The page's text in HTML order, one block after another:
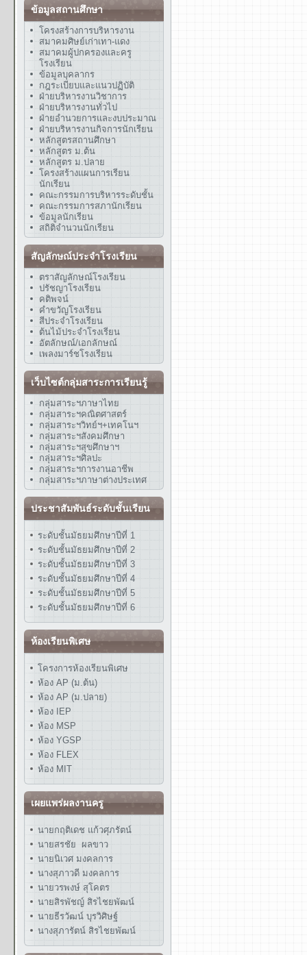
ข้อมูลสถานศึกษา
โครงสร้างการบริหารงาน
สมาคมศิษย์เก่าเทา-แดง
สมาคมผู้ปกครองและครู
โรงเรียน
ข้อมูลบุคลากร
กฎระเบียบและแนวปฏิบัติ
ฝ่ายบริหารงานวิชาการ
ฝ่ายบริหารงานทั่วไป
ฝ่ายอำนวยการและงบประมาณ
ฝ่ายบริหารงานกิจการนักเรียน
หลักสูตรสถานศึกษา
หลักสูตร ม.ต้น
หลักสูตร ม.ปลาย
โครงสร้างแผนการเรียน
นักเรียน
คณะกรรมการบริหารระดับชั้น
คณะกรรมการสภานักเรียน
ข้อมูลนักเรียน
สถิติจำนวนนักเรียน
สัญลักษณ์ประจำโรงเรียน
ตราสัญลักษณ์โรงเรียน
ปรัชญาโรงเรียน
คติพจน์
คำขวัญโรงเรียน
สีประจำโรงเรียน
ต้นไม้ประจำโรงเรียน
อัตลักษณ์/เอกลักษณ์
เพลงมาร์ชโรงเรียน
เว็บไซต์กลุ่มสาระการเรียนรู้
กลุ่มสาระฯภาษาไทย
กลุ่มสาระฯคณิตศาสตร์
กลุ่มสาระฯวิทย์ฯ+เทคโนฯ
กลุ่มสาระฯสังคมศึกษา
กลุ่มสาระฯสุขศึกษาฯ
กลุ่มสาระฯศิลปะ
กลุ่มสาระฯการงานอาชีพ
กลุ่มสาระฯภาษาต่างประเทศ
ประชาสัมพันธ์ระดับชั้นเรียน
ระดับชั้นมัธยมศึกษาปีที่ 1
ระดับชั้นมัธยมศึกษาปีที่ 2
ระดับชั้นมัธยมศึกษาปีที่ 3
ระดับชั้นมัธยมศึกษาปีที่ 4
ระดับชั้นมัธยมศึกษาปีที่ 5
ระดับชั้นมัธยมศึกษาปีที่ 6
ห้องเรียนพิเศษ
โครงการห้องเรียนพิเศษ
ห้อง AP (ม.ต้น)
ห้อง AP (ม.ปลาย)
ห้อง IEP
ห้อง MSP
ห้อง YGSP
ห้อง FLEX
ห้อง MIT
เผยแพร่ผลงานครู
นายกฤติเดช แก้วศุภรัตน์
นายสรชัย ผลขาว
นายนิเวศ มงคลการ
นางสุภาวดี มงคลการ
นายวรพงษ์ สุโคตร
นายสิรพัชญ์ สิรไชยพัฒน์
นายธีรวัฒน์ บุรวิศิษฐ์
นางสุภารัตน์ สิรไชยพัฒน์